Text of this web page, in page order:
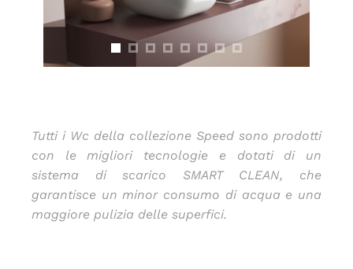
Tutti i Wc della collezione Speed sono prodotti
con le migliori tecnologie e dotati di un
sistema di scarico SMART CLEAN, che
garantisce un minor consumo di acqua e una
maggiore pulizia delle superfici.